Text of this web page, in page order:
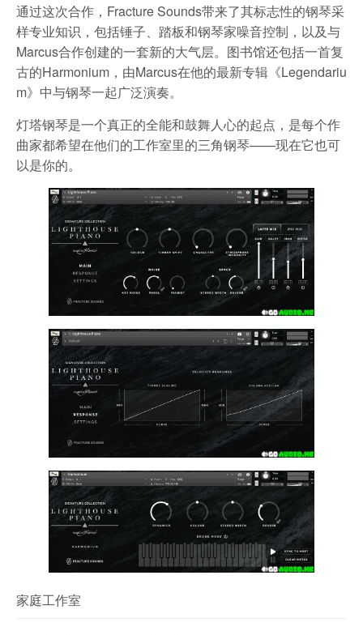
通过这次合作，Fracture Sounds带来了其标志性的钢琴采
样专业知识，包括锤子、踏板和钢琴家噪音控制，以及与
Marcus合作创建的一套新的大气层。图书馆还包括一首复
古的Harmonium，由Marcus在他的最新专辑《Legendariu
m》中与钢琴一起广泛演奏。
灯塔钢琴是一个真正的全能和鼓舞人心的起点，是每个作
曲家都希望在他们的工作室里的三角钢琴——现在它也可
以是你的。
家庭工作室